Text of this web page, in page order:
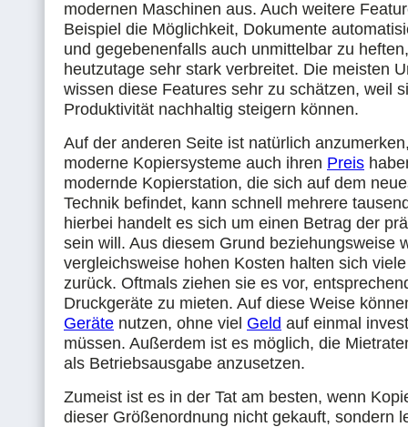
modernen Maschinen aus. Auch weitere
Beispiel die Möglichkeit, Dokumente
und gegebenenfalls auch unmittelbar zu
heutzutage sehr stark verbreitet. Die meisten
wissen diese Features sehr zu schätzen, weil
Produktivität nachhaltig steigern können.
Auf der anderen Seite ist natürlich
moderne Kopiersysteme auch ihren Preis
modernde Kopierstation, die sich auf dem
Technik befindet, kann schnell mehrere
hierbei handelt es sich um einen Betrag der
sein will. Aus diesem Grund beziehungsweise
vergleichsweise hohen Kosten halten sich
zurück. Oftmals ziehen sie es vor,
Druckgeräte zu mieten. Auf diese Weise
Geräte nutzen, ohne viel Geld auf einmal
müssen. Außerdem ist es möglich, die
als Betriebsausgabe anzusetzen.
Zumeist ist es in der Tat am besten, wenn
dieser Größenordnung nicht gekauft, sondern